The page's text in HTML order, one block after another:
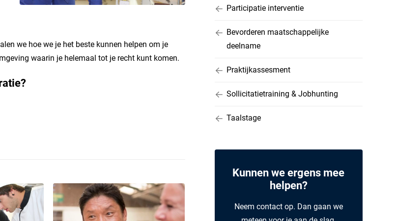
we hoe we je het beste kunnen helpen om je
waarin je helemaal tot je recht kunt komen.
Participatie interventie
Bevorderen maatschappelijke
deelname
Praktijkassesment
Sollicitatietraining & Jobhunting
Taalstage
Kunnen we ergens mee
helpen?
Neem contact op. Dan gaan we